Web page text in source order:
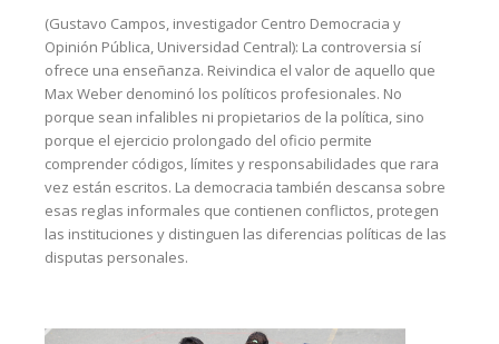
(Gustavo Campos, investigador Centro Democracia y
Opinión Pública, Universidad Central): La controversia sí
ofrece una enseñanza. Reivindica el valor de aquello que
Max Weber denominó los políticos profesionales. No
porque sean infalibles ni propietarios de la política, sino
porque el ejercicio prolongado del oficio permite
comprender códigos, límites y responsabilidades que rara
vez están escritos. La democracia también descansa sobre
esas reglas informales que contienen conflictos, protegen
las instituciones y distinguen las diferencias políticas de las
disputas personales.